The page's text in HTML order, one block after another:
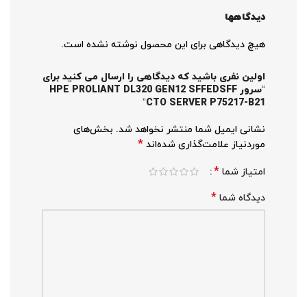
دیدگاهها
هیچ دیدگاهی برای این محصول نوشته نشده است.
اولین نفری باشید که دیدگاهی را ارسال می کنید برای
“سرور HPE PROLIANT DL320 GEN12 SFFEDSFF
CTO SERVER P75217-B21”
نشانی ایمیل شما منتشر نخواهد شد. بخش‌های
موردنیاز علامت‌گذاری شده‌اند *
امتیاز شما *
دیدگاه شما *